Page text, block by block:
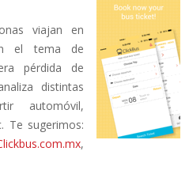
viajan en
el tema de
pérdida de
distintas
automóvil,
Te sugerimos:
,